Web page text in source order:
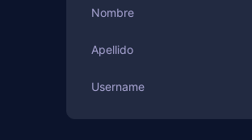
Nombre
Apellido
Username